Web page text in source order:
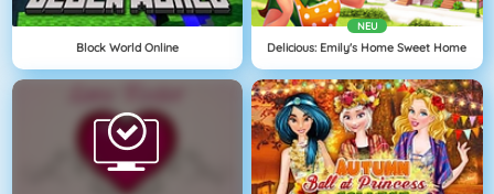
Block World Online
NEU
Delicious: Emily's Home Sweet Home